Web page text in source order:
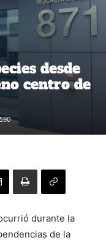
desde
centro de
590
durante la
de la